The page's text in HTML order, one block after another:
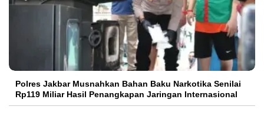
Polres Jakbar Musnahkan Bahan Baku Narkotika Senilai
Rp119 Miliar Hasil Penangkapan Jaringan Internasional